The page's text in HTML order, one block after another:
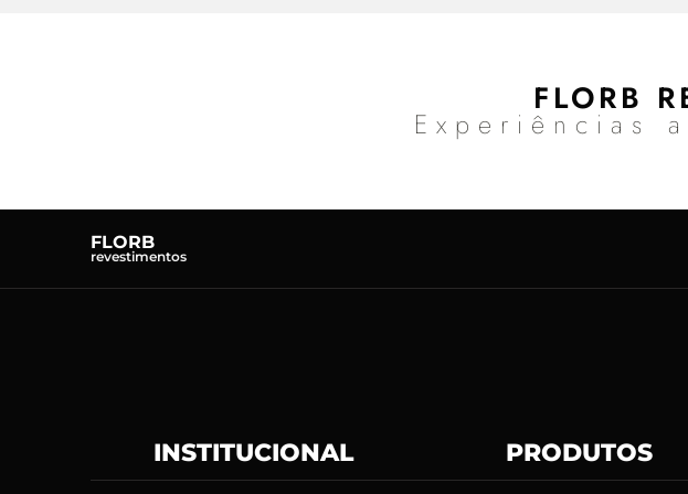
FLORB
Experiências
FLORB
revestimentos
INSTITUCIONAL PRODUTOS